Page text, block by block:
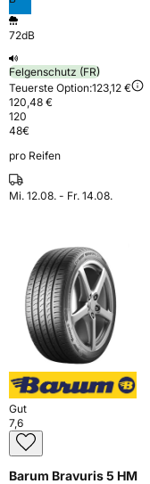
72dB
Felgenschutz (FR)
Teuerste Option:123,12 €
120,48 €
120
48€
pro Reifen
Mi. 12.08. - Fr. 14.08.
Gut
7,6
Barum Bravuris 5 HM